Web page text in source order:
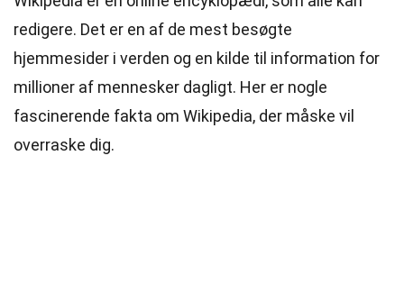
redigere. Det er en af de mest besøgte
hjemmesider i verden og en kilde til information for
millioner af mennesker dagligt. Her er nogle
fascinerende fakta om Wikipedia, der måske vil
overraske dig.